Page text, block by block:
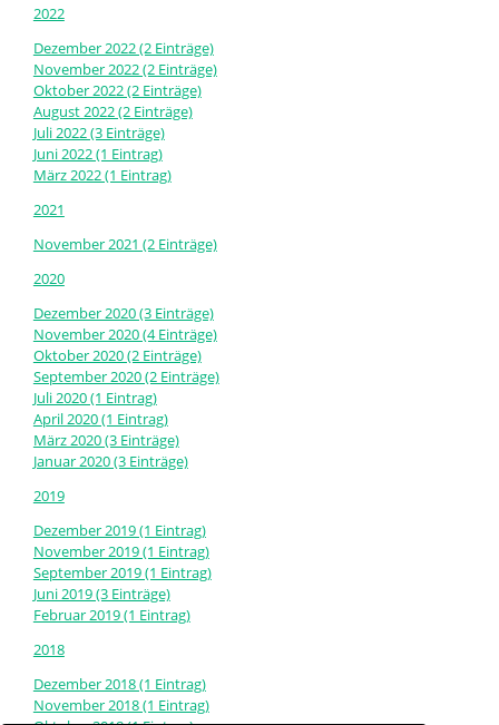
2022
Dezember 2022 (2 Einträge)
November 2022 (2 Einträge)
Oktober 2022 (2 Einträge)
August 2022 (2 Einträge)
Juli 2022 (3 Einträge)
Juni 2022 (1 Eintrag)
März 2022 (1 Eintrag)
2021
November 2021 (2 Einträge)
2020
Dezember 2020 (3 Einträge)
November 2020 (4 Einträge)
Oktober 2020 (2 Einträge)
September 2020 (2 Einträge)
Juli 2020 (1 Eintrag)
April 2020 (1 Eintrag)
März 2020 (3 Einträge)
Januar 2020 (3 Einträge)
2019
Dezember 2019 (1 Eintrag)
November 2019 (1 Eintrag)
September 2019 (1 Eintrag)
Juni 2019 (3 Einträge)
Februar 2019 (1 Eintrag)
2018
Dezember 2018 (1 Eintrag)
November 2018 (1 Eintrag)